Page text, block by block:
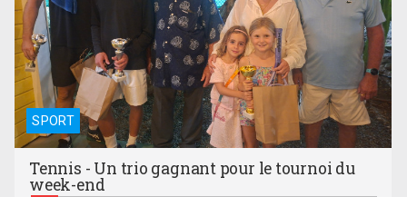
SPORT
Tennis - Un trio gagnant pour le tournoi du
week-end